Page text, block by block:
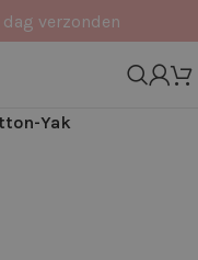
verzonden
Yak